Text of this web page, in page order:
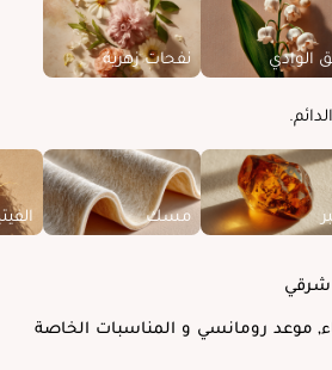
الوادي نفحات زهرية
مسك
شرقي
موعد رومانسي و المناسبات الخاصة